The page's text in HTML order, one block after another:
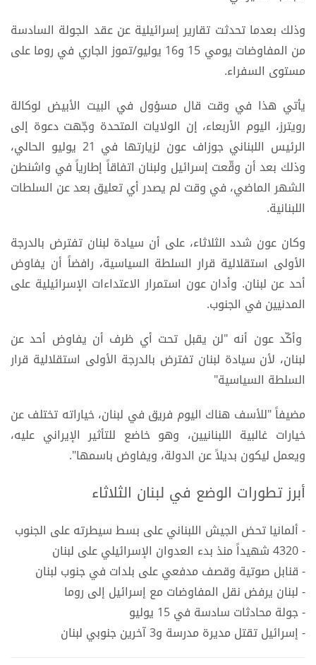
وذلك بعدما تحدثت تقارير إسرائيلية عن عقد الجولة السادسة
من المفاوضات يومي 15 و16 يوليو/تموز الجاري في روما على
مستوى السفراء.
يأتي هذا في وقت قال مسؤول في البيت الأبيض لوكالة
رويترز، اليوم الأربعاء، إن الولايات المتحدة وجّهت دعوة إلى
الرئيس اللبناني جوزاف عون لزيارتها في 21 يوليو الحالي،
وذلك بعد أن وقّعت إسرائيل ولبنان اتفاقاً إطارياً في واشنطن
الشهر الماضي، في وقت لم يصدر أي تعليق بعد عن السلطات
اللبنانية.
وكان عون شدد الثلاثاء، على أن سيادة لبنان تفترض بالدرجة
الأولى استقلالية قرار السلطة السياسية، رافضاً أن يفاوض
أحد عن لبنان. وأدان عون استمرار الاعتداءات الإسرائيلية على
المدنيين في الجنوب.
وأكّد عون أنه "لن يقبل تحت أي ظرف أن يفاوض أحد عن
لبنان، لأن سيادة لبنان تفترض بالدرجة الأولى استقلالية قرار
السلطة السياسية"
مضيفاً "للأسف هناك اليوم فريق في لبنان، خياراته تختلف عن
خيارات غالبية اللبنانيين، وهو خاضع للتأثير الإيراني عليه،
ويعمل ليكون بديلاً عن الدولة، ويفاوض باسمها".
أبرز تطورات الوضع في لبنان الثلاثاء
- ألمانيا تحض الجيش اللبناني على بسط سيطرته على الجنوب
- 4320 شهيداً منذ بدء العدوان الإسرائيلي على لبنان
- قنابل صوتية وقصف مدفعي على بلدات في جنوب لبنان
- لبنان يرفض نقل المفاوضات مع إسرائيل إلى روما
- جولة محادثات سادسة في 15 يوليو
- إسرائيل تقتل مديرة مدرسة و3 آخرين جنوبي لبنان